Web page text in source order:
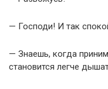
— Господи! И так
— Знаешь, когда
становится легче